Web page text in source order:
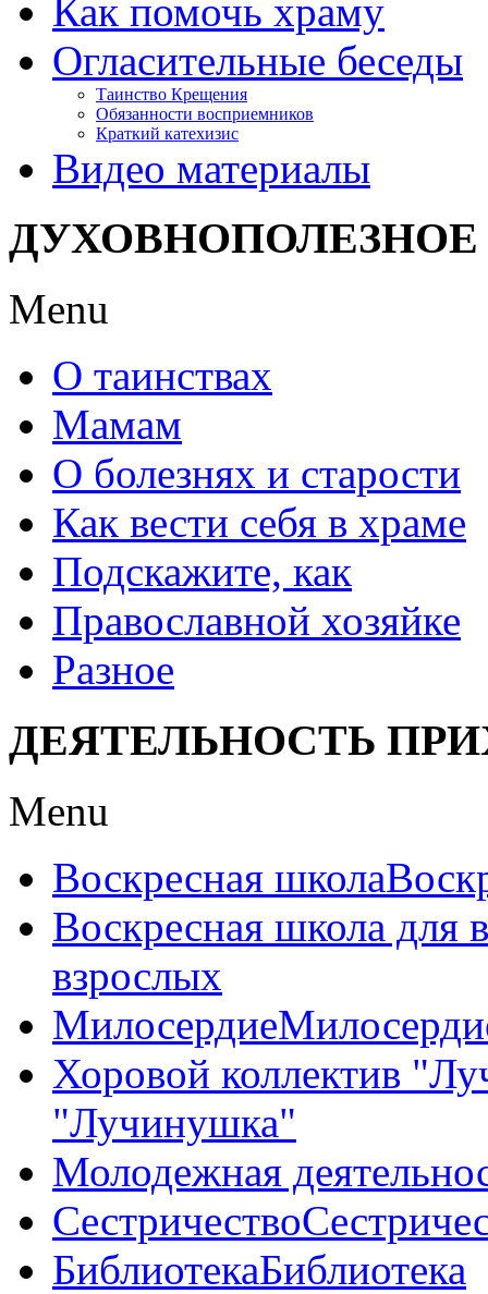
Как помочь храму
Огласительные беседы
Таинство Крещения
Обязанности восприемников
Краткий катехизис
Видео материалы
ДУХОВНОПОЛЕЗНОЕ
Menu
О таинствах
Мамам
О болезнях и старости
Как вести себя в храме
Подскажите, как
Православной хозяйке
Разное
ДЕЯТЕЛЬНОСТЬ
Menu
Воскресная школа
Воскресная школа для
взрослых
Милосердие
Хоровой коллектив
"Лучинушка"
Молодежная
Сестричество
БиблиотекаБиблиотека